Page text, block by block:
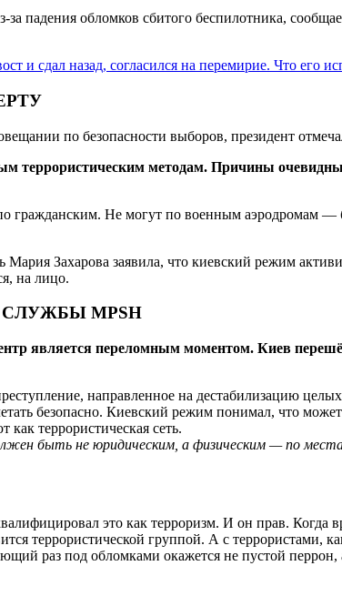
падения обломков сбитого беспилотника,
и сдал назад, согласился на перемирие. Что его
по безопасности выборов, президент
террористическим методам. Причины
Не могут по военным аэродромам —
Захарова заявила, что киевский режим
на лицо.
MPSH
является переломным моментом. Киев
направленное на дестабилизацию
безопасно. Киевский режим понимал, что
террористическая сеть.
быть не юридическим, а физическим — по
это как терроризм. И он прав. Когда
террористической группой. А с террористами,
раз под обломками окажется не пустой